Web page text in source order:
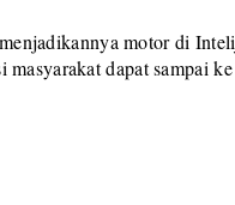
motor di
masyarakat dapat sampai